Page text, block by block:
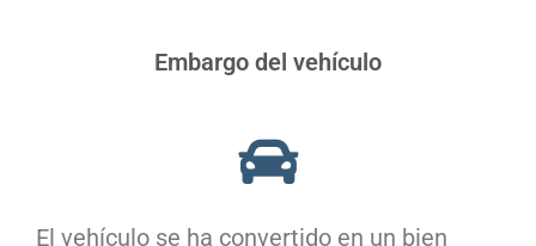
Embargo del vehículo
El vehículo se ha convertido en un bien